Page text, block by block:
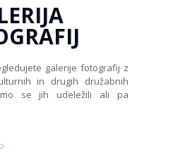
galerije fotografij z
in drugih družabnih
se jih udeležili ali pa